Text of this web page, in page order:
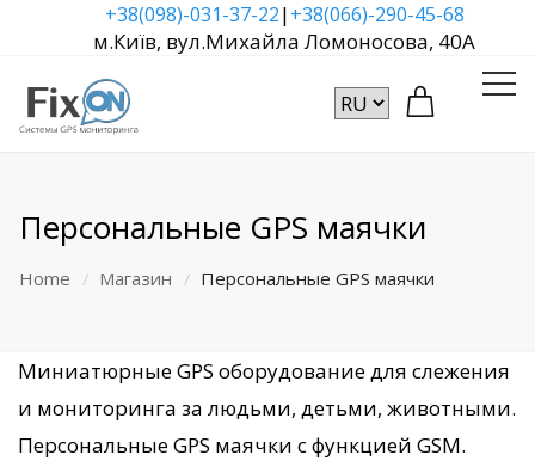
+38(098)-031-37-22|+38(066)-290-45-68
м.Київ, вул.Михайла Ломоносова, 40А
Персональные GPS маячки
Home Магазин Персональные GPS маячки
Миниатюрные GPS оборудование для слежения
и мониторинга за людьми, детьми, животными.
Персональные GPS маячки с функцией GSM.